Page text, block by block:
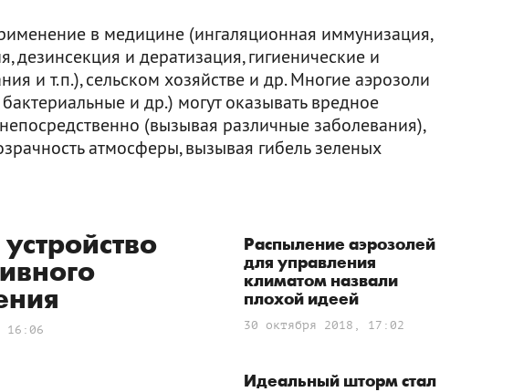
в медицине (ингаляционная иммунизация,
дезинсекция и дератизация, гигиенические и
и т.п.), сельском хозяйстве и др. Многие аэрозоли
и др.) могут оказывать вредное
(вызывая различные заболевания),
атмосферы, вызывая гибель зеленых
16:06
Распыление аэрозолей
для управления
климатом назвали
плохой идеей
30 октября 2018, 17:02
Идеальный шторм стал